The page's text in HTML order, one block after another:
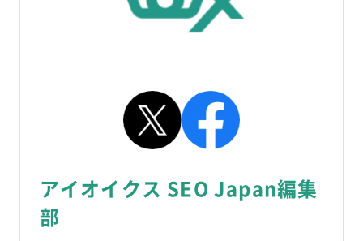
アイオイクス SEO Japan編集
部